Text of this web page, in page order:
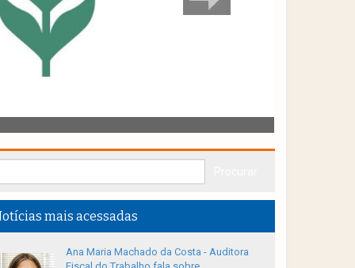
mais acessadas
Ana Maria Machado da Costa - Auditora